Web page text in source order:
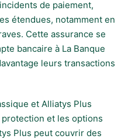
de paiement,
étendues, notamment en
Cette assurance se
bancaire à La Banque
leurs transactions
et Alliatys Plus
et les options
Plus peut couvrir des